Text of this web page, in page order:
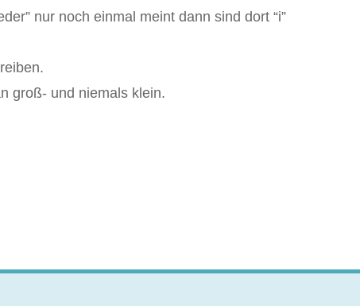
nur noch einmal meint dann sind dort “i”
groß- und niemals klein.